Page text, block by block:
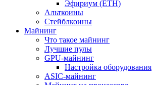
Эфириум (ETH)
Альткоины
Стейблкоины
Майнинг
Что такое майнинг
Лучшие пулы
GPU-майнинг
Настройка оборудования
ASIC-майнинг